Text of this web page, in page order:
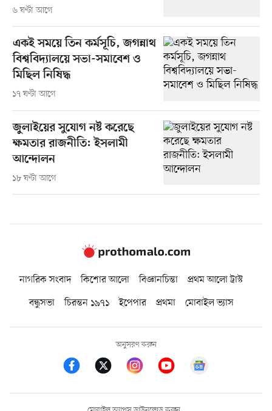
৬ ঘণ্টা আগে
একই সময়ে তিন কর্মসূচি, জগন্নাথ
বিশ্ববিদ্যালয়ে সভা-সমাবেশ ও
মিছিল নিষিদ্ধ
১৭ ঘণ্টা আগে
জুলাইয়ের সুযোগ নষ্ট করেছে
ক্ষমতার রাজনীতি: ইসলামী
আন্দোলন
১৮ ঘণ্টা আগে
নাগরিক সংবাদ কিশোর আলো বিজ্ঞানচিন্তা
প্রথম আলো ট্রাস্ট
বন্ধুসভা
চিরন্তন ১৯৭১ ইপেপার প্রথমা মোবাইল ভ্যাস
অনুসরণ করুন